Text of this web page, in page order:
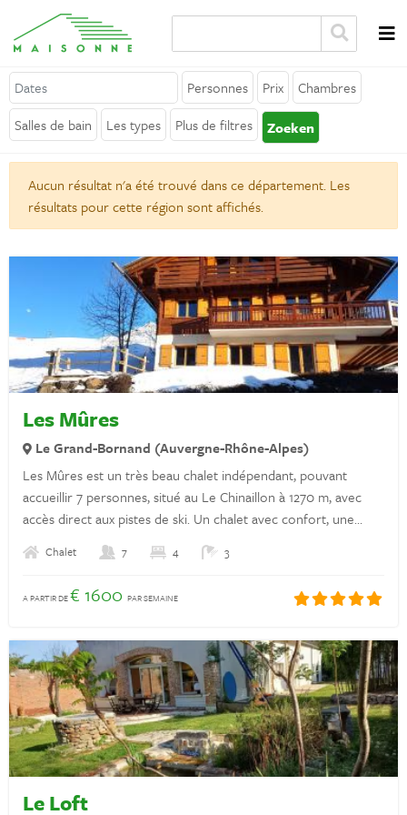
Personnes Prix
Chambres
Salles de bain
Les types Plus de filtres Zoeken
Aucun résultat n'a été trouvé dans ce département. Les
résultats pour cette région sont affichés.
Les Mûres
Le Grand-Bornand (Auvergne-Rhône-Alpes)
Les Mûres est un très beau chalet indépendant, pouvant
accueillir 7 personnes, situé au Le Chinaillon à 1270 m, avec
accès direct aux pistes de ski. Un chalet avec confort, une
cheminée centrale, un sauna et une grande terrasse avec vue
panoramique sur les montagnes et la vallée.
Chalet 7 4 3
A PARTIR DE€ 1600 PAR SEMAINE
Le Loft
A propos de Maisonne
Pourquoi Maisonne ?
Affiliation
Carrières
Louer votre location de vacances
Contact
Général
Déclaration de confidentialité
Assurances
Découvrez la France
Louer une location de vacances en France
Propriétaires
Se connecter
Des questions? Envoyer un message sur WhatsApp !
+31 6 42 10 99 23